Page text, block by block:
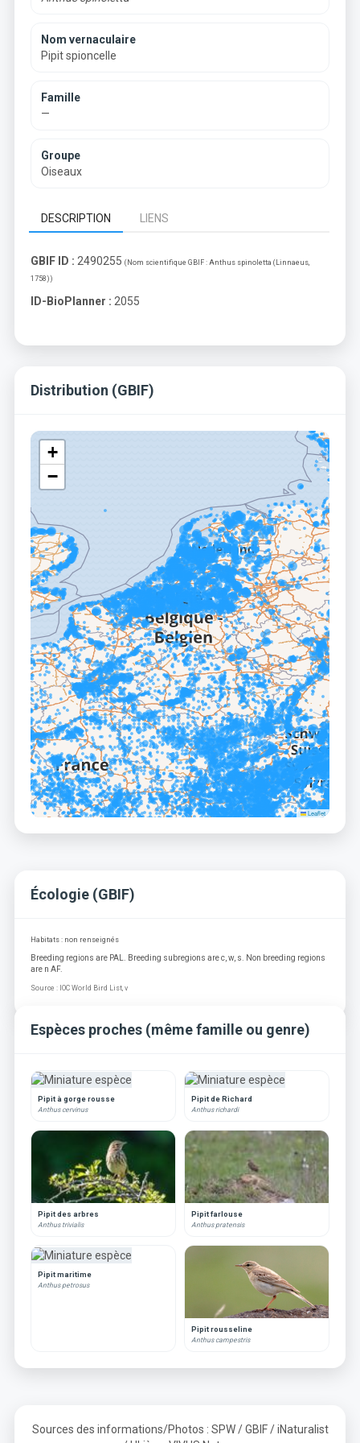
Nom vernaculaire
Pipit spioncelle
Famille
—
Groupe
Oiseaux
DESCRIPTION LIENS
GBIF ID : 2490255 (Nom scientifique GBIF : Anthus spinoletta (Linnaeus,
1758) )
ID-BioPlanner : 2055
Distribution (GBIF)
+
−
Leaflet
Écologie (GBIF)
Habitats : non renseignés
Breeding regions are PAL. Breeding subregions are c, w, s. Non breeding regions
are n AF.
Source : IOC World Bird List, v
Espèces proches (même famille ou genre)
Pipit à gorge rousse
Anthus cervinus
Pipit de Richard
Anthus richardi
Pipit des arbres
Anthus trivialis
Pipit farlouse
Anthus pratensis
Pipit maritime
Anthus petrosus
Pipit rousseline
Anthus campestris
Sources des informations/Photos : SPW / GBIF / iNaturalist